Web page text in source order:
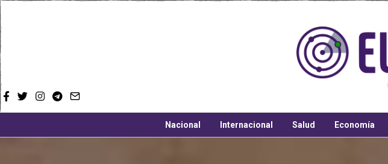
Nacional Internacional Salud Economía